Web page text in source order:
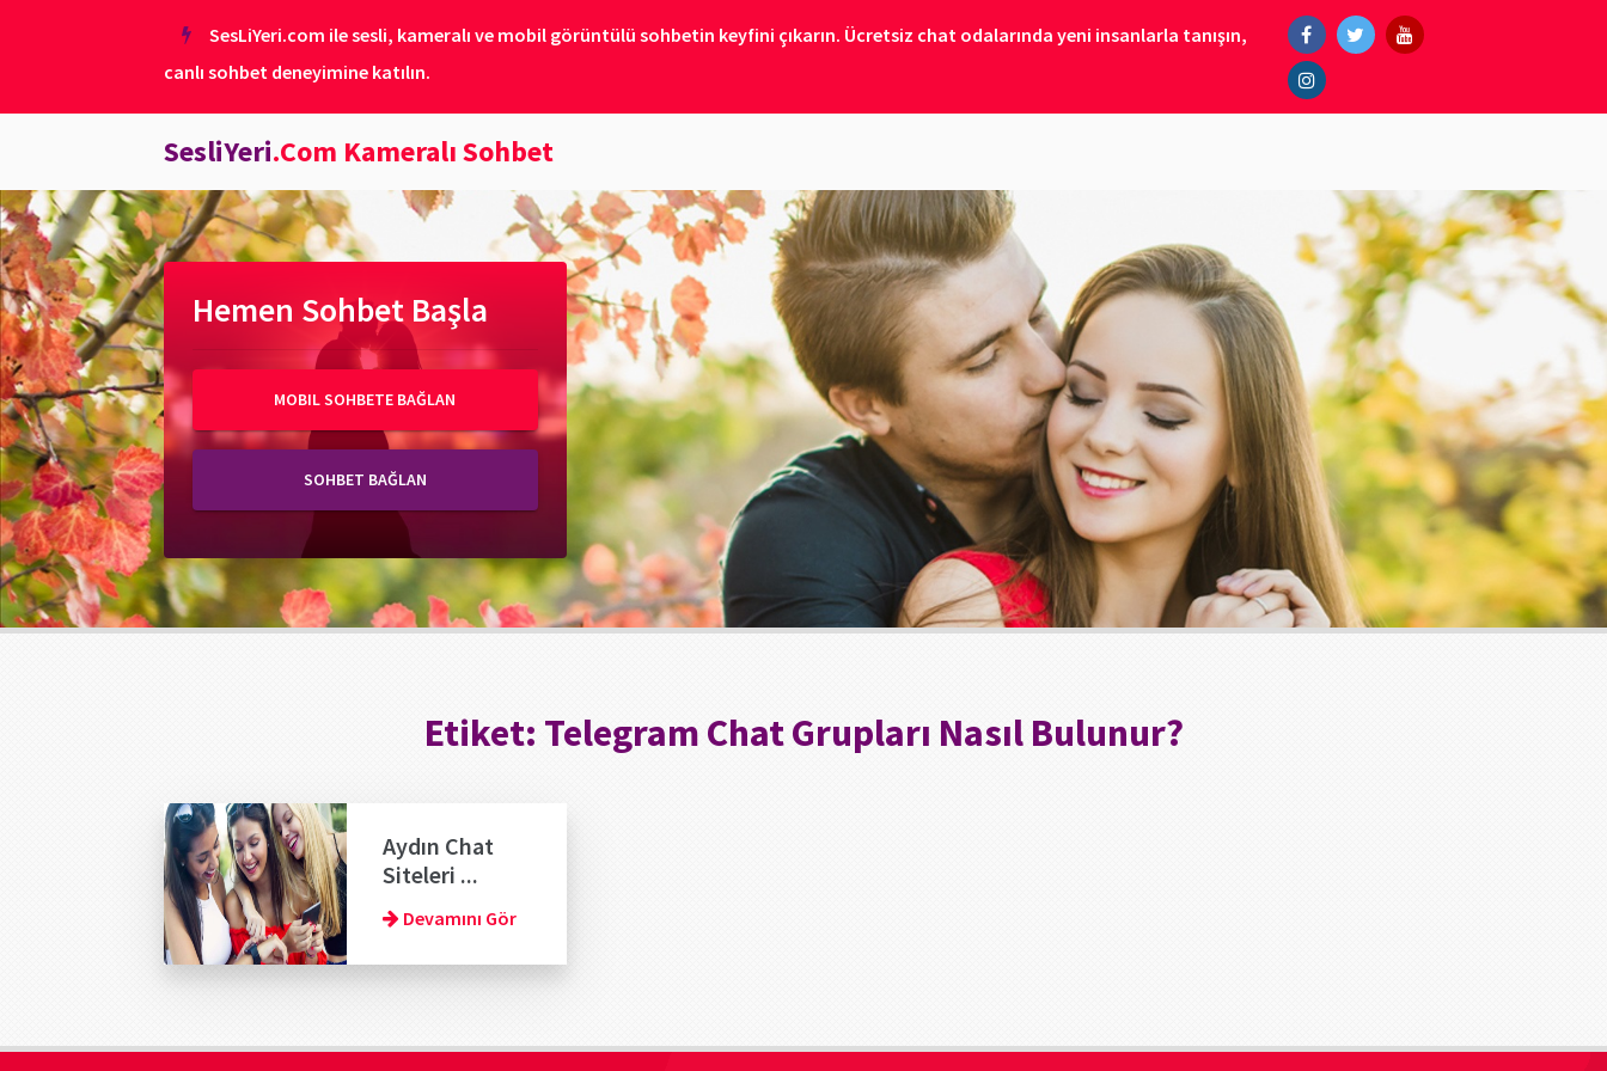
SesLiYeri.com ile sesli, kameralı ve mobil görüntülü sohbetin keyfini çıkarın. Ücretsiz chat odalarında yeni insanlarla tanışın,
canlı sohbet deneyimine katılın.
SesliYeri.Com Kameralı Sohbet
Hemen Sohbet Başla
MOBIL SOHBETE BAĞLAN
SOHBET BAĞLAN
Etiket: Telegram Chat Grupları Nasıl Bulunur?
Aydın Chat
Siteleri ...
Devamını Gör